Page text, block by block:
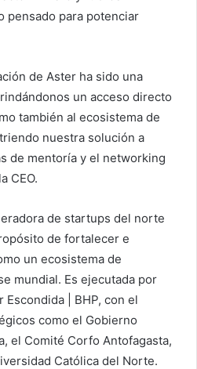
pensado para potenciar
de Aster ha sido una
un acceso directo
también al ecosistema de
nuestra solución a
de mentoría y el networking
CEO.
de startups del norte
de fortalecer e
un ecosistema de
mundial. Es ejecutada por
Escondida | BHP, con el
como el Gobierno
el Comité Corfo Antofagasta,
Católica del Norte.